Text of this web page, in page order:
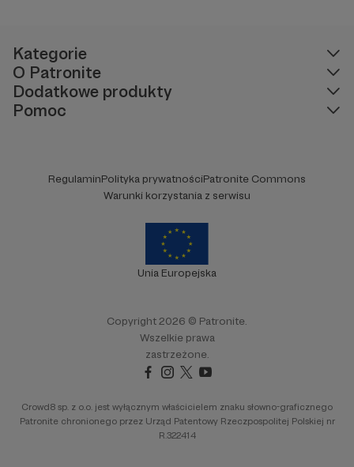
Kategorie
O Patronite
Dodatkowe produkty
Pomoc
RegulaminPolityka prywatnościPatronite Commons
Warunki korzystania z serwisu
Unia Europejska
Copyright 2026 © Patronite.
Wszelkie prawa
zastrzeżone.
Crowd8 sp. z o.o. jest wyłącznym właścicielem znaku słowno-graficznego
Patronite chronionego przez Urząd Patentowy Rzeczpospolitej Polskiej nr
R.322414